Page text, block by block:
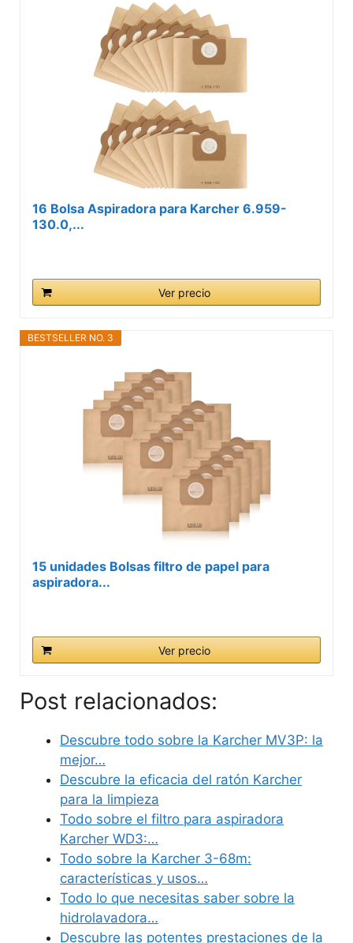
16 Bolsa Aspiradora para Karcher 6.959-
130.0,...
Ver precio
BESTSELLER NO. 3
15 unidades Bolsas filtro de papel para
aspiradora...
Ver precio
Post relacionados:
Descubre todo sobre la Karcher MV3P: la
mejor…
Descubre la eficacia del ratón Karcher
para la limpieza
Todo sobre el filtro para aspiradora
Karcher WD3:…
Todo sobre la Karcher 3-68m:
características y usos…
Todo lo que necesitas saber sobre la
hidrolavadora…
Descubre las potentes prestaciones de la